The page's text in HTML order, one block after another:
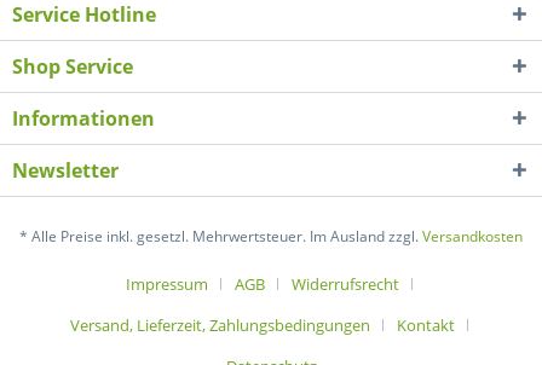
Service Hotline
Shop Service
Informationen
Newsletter
* Alle Preise inkl. gesetzl. Mehrwertsteuer. Im Ausland zzgl.Versandkosten
Impressum AGB
Widerrufsrecht
Versand, Lieferzeit, Zahlungsbedingungen
Kontakt